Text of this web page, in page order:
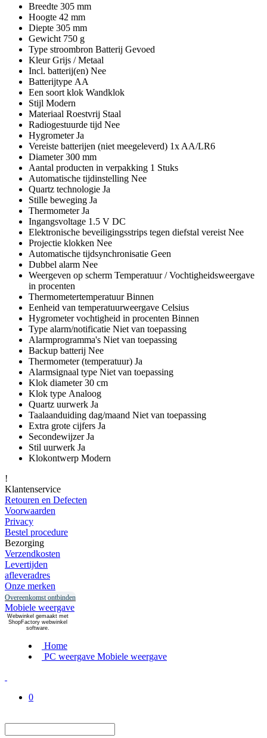
Breedte 305 mm
Hoogte 42 mm
Diepte 305 mm
Gewicht 750 g
Type stroombron Batterij Gevoed
Kleur Grijs / Metaal
Incl. batterij(en) Nee
Batterijtype AA
Een soort klok Wandklok
Stijl Modern
Materiaal Roestvrij Staal
Radiogestuurde tijd Nee
Hygrometer Ja
Vereiste batterijen (niet meegeleverd) 1x AA/LR6
Diameter 300 mm
Aantal producten in verpakking 1 Stuks
Automatische tijdinstelling Nee
Quartz technologie Ja
Stille beweging Ja
Thermometer Ja
Ingangsvoltage 1.5 V DC
Elektronische beveiligingsstrips tegen diefstal vereist Nee
Projectie klokken Nee
Automatische tijdsynchronisatie Geen
Dubbel alarm Nee
Weergeven op scherm Temperatuur / Vochtigheidsweergave
in procenten
Thermometertemperatuur Binnen
Eenheid van temperatuurweergave Celsius
Hygrometer vochtigheid in procenten Binnen
Type alarm/notificatie Niet van toepassing
Alarmprogramma's Niet van toepassing
Backup batterij Nee
Thermometer (temperatuur) Ja
Alarmsignaal type Niet van toepassing
Klok diameter 30 cm
Klok type Analoog
Quartz uurwerk Ja
Taalaanduiding dag/maand Niet van toepassing
Extra grote cijfers Ja
Secondewijzer Ja
Stil uurwerk Ja
Klokontwerp Modern
!
Klantenservice
Retouren en Defecten
Voorwaarden
Privacy
Bestel procedure
Bezorging
Verzendkosten
Levertijden
afleveradres
Onze merken
Overeenkomst ontbinden
Mobiele weergave
Webwinkel gemaakt met
ShopFactory webwinkel
software.
Home
PC weergave Mobiele weergave
0